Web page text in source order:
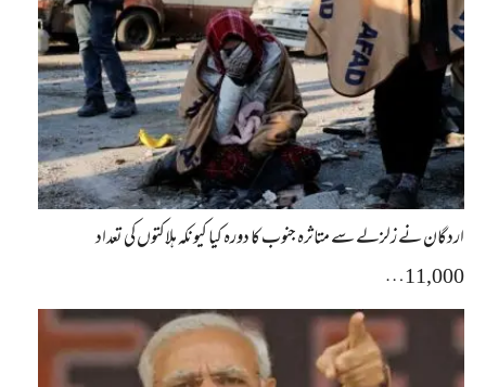
اردگان نے زلزلے سے متاثرہ جنوب کا دورہ کیا کیونکہ ہلاکتوں کی تعداد
11,000…